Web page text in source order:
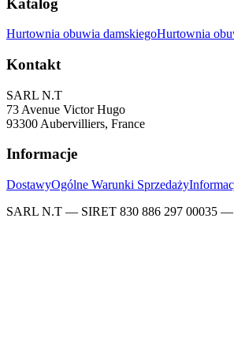
Hurtownia obuwia damskiegoHurtownia
Kontakt
SARL N.T
73 Avenue Victor Hugo
93300 Aubervilliers, France
Informacje
DostawyOgólne Warunki Sprzedaży
SARL N.T — SIRET 830 886 297 00035 —